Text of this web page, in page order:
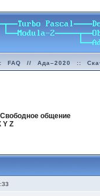
FAQ // Ада–2020 ::
Свободное общение
Y Z